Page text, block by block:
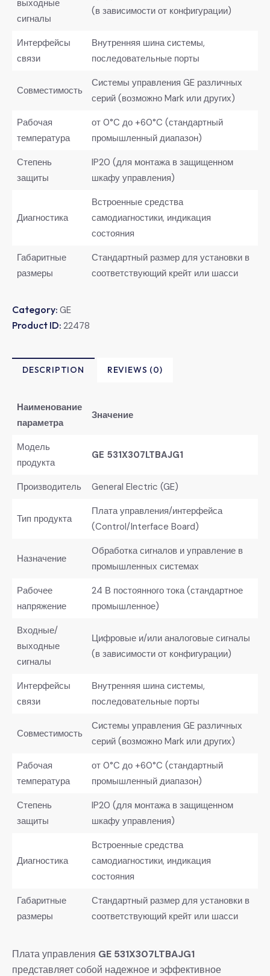
выходные
сигналы
(в зависимости от конфигурации)
Интерфейсы
связи
Внутренняя шина системы,
последовательные порты
Совместимость
Системы управления GE различных
серий (возможно Mark или других)
Рабочая
температура
от 0°C до +60°C (стандартный
промышленный диапазон)
Степень
защиты
IP20 (для монтажа в защищенном
шкафу управления)
Диагностика
Встроенные средства
самодиагностики, индикация
состояния
Габаритные
размеры
Стандартный размер для установки в
соответствующий крейт или шасси
Category: GE
Product ID: 22478
DESCRIPTION REVIEWS (0)
Наименование
параметра
Значение
Модель
продукта
GE 531X307LTBAJG1
Производитель General Electric (GE)
Тип продукта
Плата управления/интерфейса
(Control/Interface Board)
Назначение
Обработка сигналов и управление в
промышленных системах
Рабочее
напряжение
24 В постоянного тока (стандартное
промышленное)
Входные/
выходные
сигналы
Цифровые и/или аналоговые сигналы
(в зависимости от конфигурации)
Интерфейсы
связи
Внутренняя шина системы,
последовательные порты
Совместимость
Системы управления GE различных
серий (возможно Mark или других)
Рабочая
температура
от 0°C до +60°C (стандартный
промышленный диапазон)
Степень
защиты
IP20 (для монтажа в защищенном
шкафу управления)
Диагностика
Встроенные средства
самодиагностики, индикация
состояния
Габаритные
размеры
Стандартный размер для установки в
соответствующий крейт или шасси
Плата управления GE 531X307LTBAJG1
представляет собой надежное и эффективное